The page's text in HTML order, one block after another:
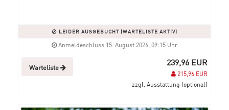
LEIDER AUSGEBUCHT (WARTELISTE AKTIV)
Anmeldeschluss 15. August 2026, 09:15 Uhr
Warteliste 239,96 EUR
215,96 EUR
zzgl. Ausstattung (optional)